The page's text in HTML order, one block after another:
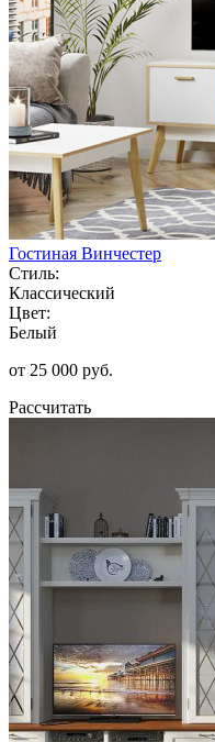
Гостиная Винчестер
Стиль:
Классический
Цвет:
Белый
от 25 000 руб.
Рассчитать